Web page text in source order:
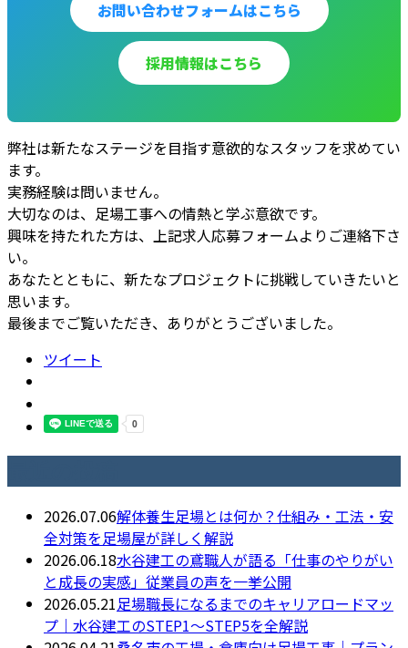
お問い合わせフォームはこちら
採用情報はこちら
弊社は新たなステージを目指す意欲的なスタッフを求めてい
ます。
実務経験は問いません。
大切なのは、足場工事への情熱と学ぶ意欲です。
興味を持たれた方は、上記求人応募フォームよりご連絡下さ
い。
あなたとともに、新たなプロジェクトに挑戦していきたいと
思います。
最後までご覧いただき、ありがとうございました。
ツイート
2026.07.06解体養生足場とは何か？仕組み・工法・安
全対策を足場屋が詳しく解説
2026.06.18水谷建工の鳶職人が語る「仕事のやりがい
と成長の実感」従業員の声を一挙公開
2026.05.21足場職長になるまでのキャリアロードマッ
プ｜水谷建工のSTEP1〜STEP5を全解説